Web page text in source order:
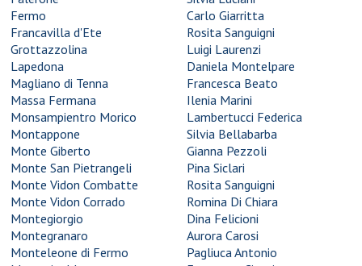
Fermo
Carlo Giarritta
Francavilla d'Ete
Rosita Sanguigni
Grottazzolina
Luigi Laurenzi
Lapedona
Daniela Montelpare
Magliano di Tenna
Francesca Beato
Massa Fermana
Ilenia Marini
Monsampientro Morico
Lambertucci Federica
Montappone
Silvia Bellabarba
Monte Giberto
Gianna Pezzoli
Monte San Pietrangeli
Pina Siclari
Monte Vidon Combatte
Rosita Sanguigni
Monte Vidon Corrado
Romina Di Chiara
Montegiorgio
Dina Felicioni
Montegranaro
Aurora Carosi
Monteleone di Fermo
Pagliuca Antonio